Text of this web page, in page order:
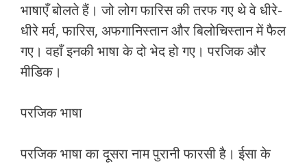
भाषाएँ बोलते हैं। जो लोग फारिस की तरफ गए थे वे धीरे-
धीरे मर्व, फारिस, अफगानिस्‍तान और बिलोचिस्‍तान में फैल
गए। वहाँ इनकी भाषा के दो भेद हो गए। परजिक और
मीडिक।
परजिक भाषा
परजिक भाषा का दूसरा नाम पुरानी फारसी है। ईसा के